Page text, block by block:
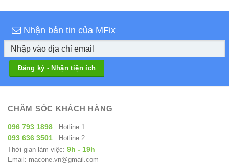
Nhận bản tin của MFix
CHĂM SÓC KHÁCH HÀNG
096 793 1898 : Hotline 1
093 636 3501 : Hotline 2
Thời gian làm việc: 9h - 19h
Email: macone.vn@gmail.com